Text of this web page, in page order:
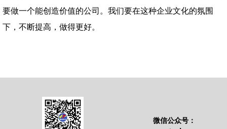
要做一个能创造价值的公司。我们要在这种企业文化的氛围
下，不断提高，做得更好。
微信公众号：